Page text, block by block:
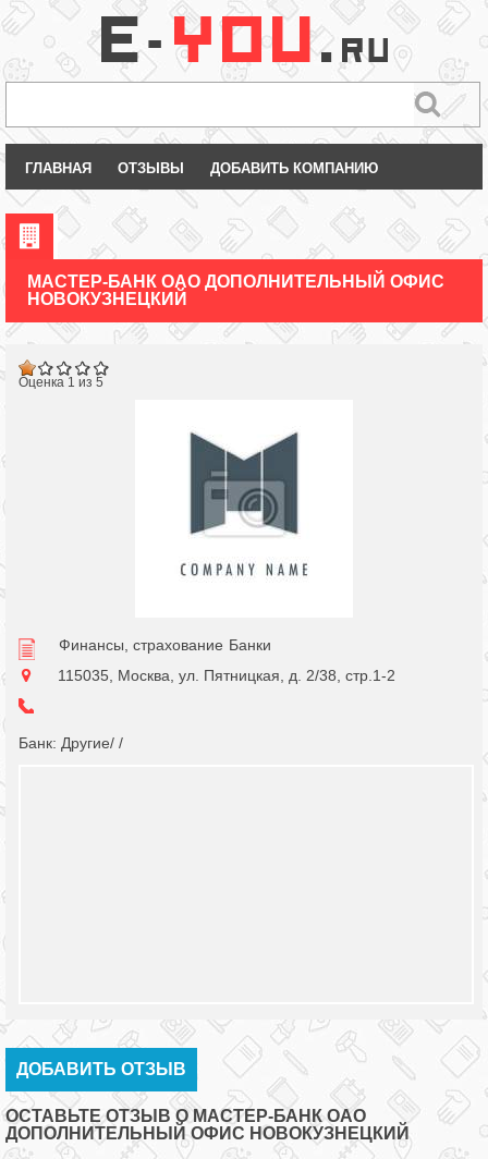
ГЛАВНАЯ ОТЗЫВЫ ДОБАВИТЬ КОМПАНИЮ
МАСТЕР-БАНК ОАО ДОПОЛНИТЕЛЬНЫЙ ОФИС
НОВОКУЗНЕЦКИЙ
Оценка 1 из 5
Финансы, страхование Банки
115035, Москва, ул. Пятницкая, д. 2/38, стр.1-2
Банк: Другие/ /
ДОБАВИТЬ ОТЗЫВ
ОСТАВЬТЕ ОТЗЫВ О МАСТЕР-БАНК ОАО
ДОПОЛНИТЕЛЬНЫЙ ОФИС НОВОКУЗНЕЦКИЙ